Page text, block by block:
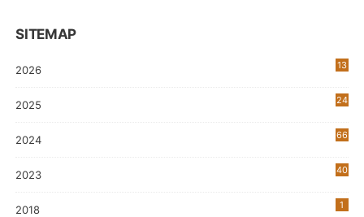
SITEMAP
2026 13
2025 24
2024 66
2023
40
2018 1